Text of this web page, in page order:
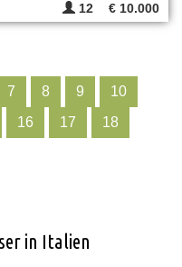
12 € 10.000
7 8 9
10
16 17
18
in Italien